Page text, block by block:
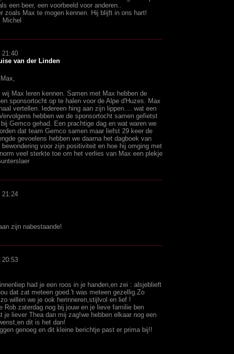
een beer, een voorbeeld voor anderen..
zoals Max te mogen kennen. Hij blijft in ons hart!
Michel
21:40
van der Linden
wij Max leren kennen. Samen met Max hebben de
sponsortocht op te halen voor de Alpe d'Huzes. Max
vertellen. Iedereen hing aan zijn lippen.... wat een
hebben we de sponsortocht samen gefietst
Gemco gehad. Een prachtige dag en wat waren we
dat team Gemco samen maar liefst 29 keer de
gevoelens hebben we daarna het dagboek van
voor zijn positiviteit en hoe hij omging met
veel sterkte toe om het verlies van Max een plekje
21:24
zijn nabestaande!
20:53
had je een roos in je handen,en zei : alsjeblieft
dat zat meteen goed.'t was meteen gezellig.Zo
willen we je ook herinneren,stijlvol en lief !
Rob zaterdag nog bij jouw en je lieve familie ben
je liever Thea dan mij zag!we hebben elkaar nog een
dit is het dan!
genoeg en dit kleine berichtje past er prima bij!!